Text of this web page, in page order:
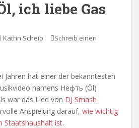
ich liebe Gas
Katrin Scheib
Schreib einen
Jahren hat einer der bekanntesten
namens Нефть (Öl)
war das Lied von DJ Smash
Anspielung darauf, wie wichtig
Staatshaushalt ist.